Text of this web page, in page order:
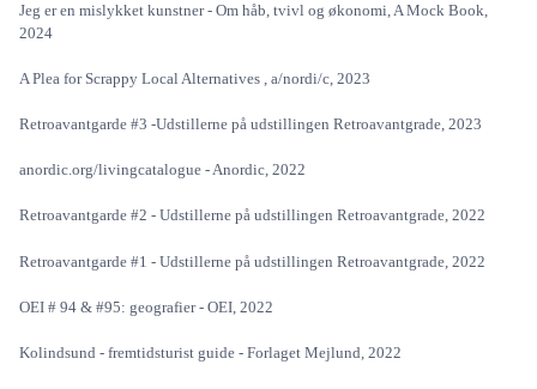
Jeg er en mislykket kunstner - Om håb, tvivl og økonomi, A Mock Book,
2024
A Plea for Scrappy Local Alternatives , a/nordi/c, 2023
Retroavantgarde #3 -Udstillerne på udstillingen Retroavantgrade, 2023
anordic.org/livingcatalogue - Anordic, 2022
Retroavantgarde #2 - Udstillerne på udstillingen Retroavantgrade, 2022
Retroavantgarde #1 - Udstillerne på udstillingen Retroavantgrade, 2022
OEI # 94 & #95: geografier - OEI, 2022
Kolindsund - fremtidsturist guide - Forlaget Mejlund, 2022